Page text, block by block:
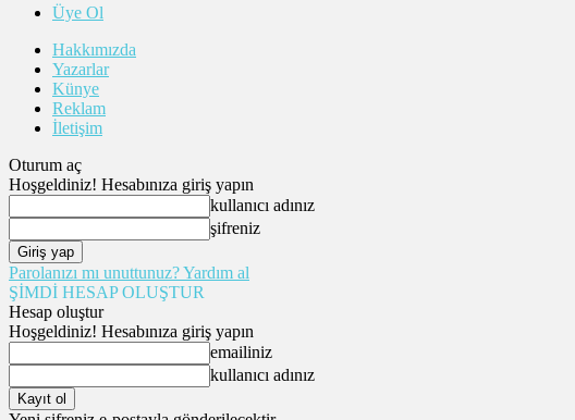
Üye Ol
Hakkımızda
Yazarlar
Künye
Reklam
İletişim
Oturum aç
Hoşgeldiniz! Hesabınıza giriş yapın
kullanıcı adınız
şifreniz
Parolanızı mı unuttunuz? Yardım al
ŞİMDİ HESAP OLUŞTUR
Hesap oluştur
Hoşgeldiniz! Hesabınıza giriş yapın
emailiniz
kullanıcı adınız